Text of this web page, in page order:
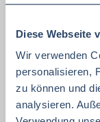
Diese Webseite
Wir verwenden
personalisieren,
zu können und
analysieren.
Fachkräfte,
Einkauf
Technik
Einkauf
Marketing
Hessen
Thüringen